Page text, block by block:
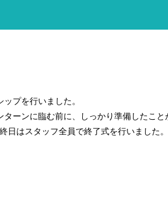
プを行いました。
ーンに臨む前に、しっかり準備したこ
日はスタッフ全員で終了式を行いました